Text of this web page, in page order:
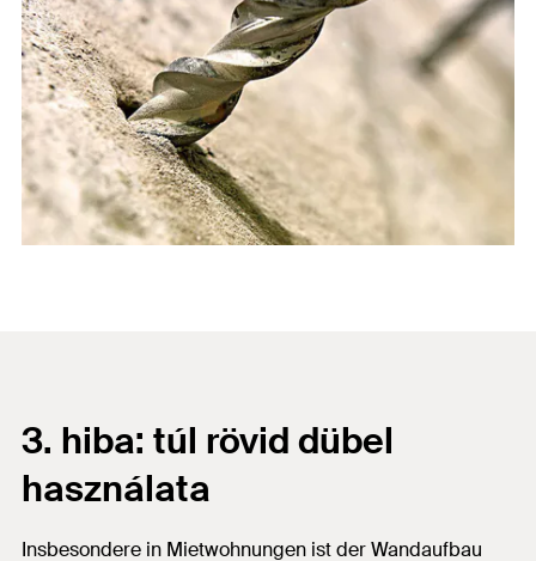
3. hiba: túl rövid dübel
használata
Insbesondere in Mietwohnungen ist der Wandaufbau